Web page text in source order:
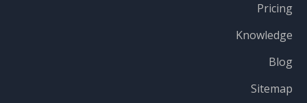
Pricing
Knowledge
Blog
Sitemap